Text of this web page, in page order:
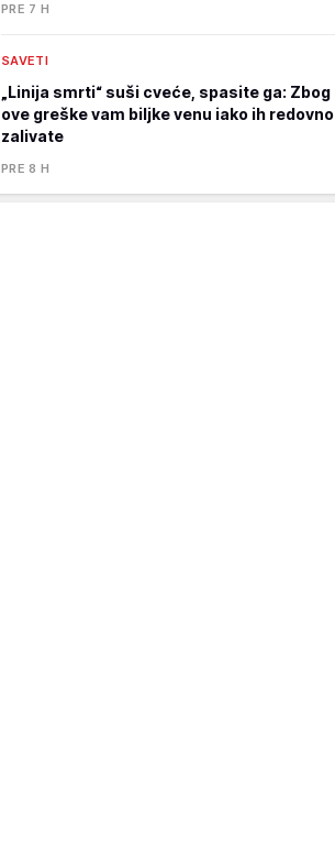
PRE 7 H
SAVETI
„Linija smrti“ suši cveće, spasite ga: Zbog
ove greške vam biljke venu iako ih redovno
zalivate
PRE 8 H